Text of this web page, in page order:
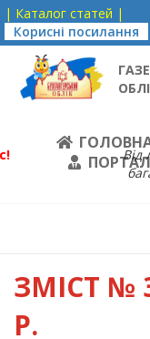
| Каталог статей |
Корисні посилання
ПОРТАЛ
Від
ЗМІСТ №
Р.